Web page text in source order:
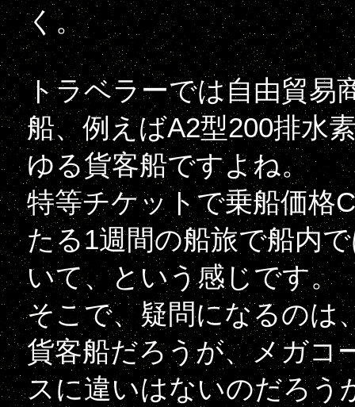
く。
トラベラーでは自由貿易
船、例えばA2型200排水
ゆる貨客船ですよね。
特等チケットで乗船価格
たる1週間の船旅で船内
いて、という感じです。
そこで、疑問になるのは
貨客船だろうが、メガコ
スに違いはないのだろう